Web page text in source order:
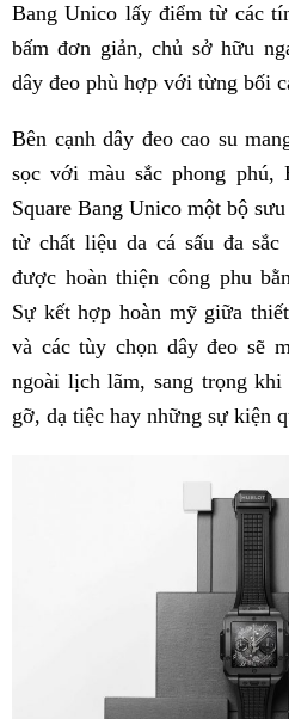
Bang Unico lấy điểm từ các
bấm đơn giản, chủ sở hữu
dây đeo phù hợp với từng bối
Bên cạnh dây đeo cao su
sọc với màu sắc phong phú,
Square Bang Unico một bộ
từ chất liệu da cá sấu đa
được hoàn thiện công phu
Sự kết hợp hoàn mỹ giữa
và các tùy chọn dây đeo sẽ
ngoài lịch lãm, sang trọng
gỡ, dạ tiệc hay những sự kiện